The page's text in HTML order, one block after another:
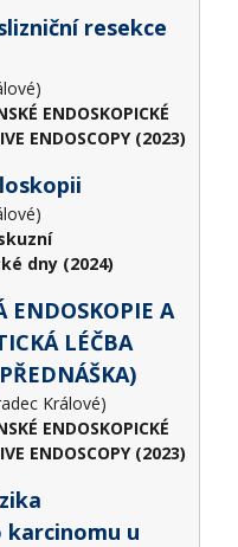
resekce
ENDOSKOPICKÉ
ENDOSCOPY (2023)
dny (2024)
ENDOSKOPIE A
LÉČBA
Králové)
ENDOSKOPICKÉ
ENDOSCOPY (2023)
u